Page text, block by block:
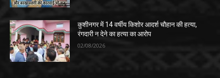
कुशीनगर में 14 वर्षीय किशोर आदर्श चौहान की हत्या,
रंगदारी न देने का हत्या का आरोप
02/08/2026